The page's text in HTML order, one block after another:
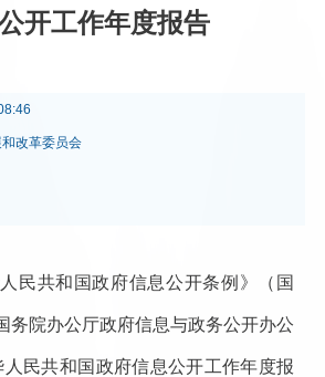
开工作年度报告
改革委员会
民共和国政府信息公开条例》 （ 国
务院办公厅政府信息与政务公开办公
民共和国政府信息公开工作年度报